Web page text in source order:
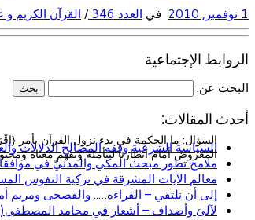
المعروض أمام أنظارنا لنتأمله ونفهم معناه
1 نوفمبر, 2010 في العدد 346 / القرآن الكريم و
الروابط الإجتماعية
البحث عن:
أحدث المقالات:
السياسة الشرعية وفقه المصالح الدلالات
ملامح تطور مبحث المكي والمدنيّ في
معالم الآيات المشرقة في تزكية النفوس
إلى أن نلتقي – القراءة….. والفصحى ومريم
لآلئ وأصداف – أشعار في محامد المصطفى(2)